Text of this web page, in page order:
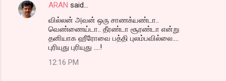
ARAN said…
வில்லன் அவன் ஒரு சாணக்யண்டா..
வெண்ணைய்டா.. தீரண்டா சூரண்டா என்று
தனியாக ஹீரோவை பத்தி புலம்பவில்லை....
புரியுது புரியுது ....!
12:16 PM